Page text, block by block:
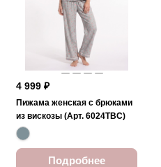
4 999 ₽
Пижама женская с брюками
из вискозы (Арт. 6024TBC)
Подробнее